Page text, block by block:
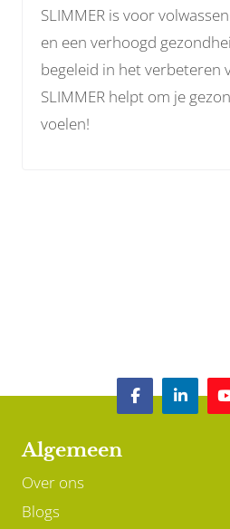
SLIMMER is voor
en een verhoogd
begeleid in het verbeteren
SLIMMER helpt om je
voelen!
Algemeen
Over ons
Blogs